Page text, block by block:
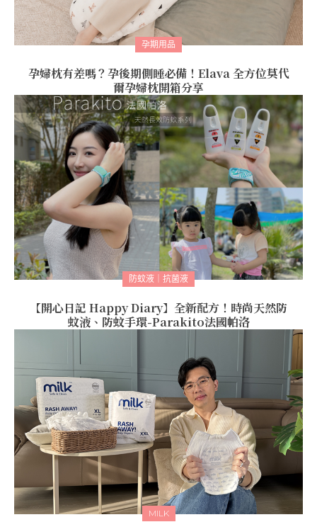
孕期用品
孕婦枕有差嗎？孕後期側睡必備！Elava 全方位莫代
爾孕婦枕開箱分享
防蚊液｜抗菌液
【開心日記 Happy Diary】全新配方！時尚天然防
蚊液、防蚊手環-Parakito法國帕洛
MILK